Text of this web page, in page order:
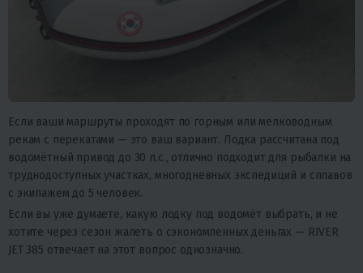
Если ваши маршруты проходят по горным или мелководным
рекам с перекатами — это ваш вариант. Лодка рассчитана под
водомётный привод до 30 л.с., отлично подходит для рыбалки на
труднодоступных участках, многодневных экспедиций и сплавов
с экипажем до 5 человек.
Если вы уже думаете, какую лодку под водомёт выбрать, и не
хотите через сезон жалеть о сэкономленных деньгах — RIVER
JET 385 отвечает на этот вопрос однозначно.